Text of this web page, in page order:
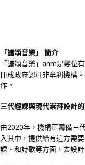
「譜頌音樂」 簡介
「譜頌音樂」ahm是幾位
冊成政府認可非牟利機構
作。
三代經課與現代崇拜設計
由2020年，機構正籌備三
入其中，提供給有這方需
課、和詩歌等方面，去設